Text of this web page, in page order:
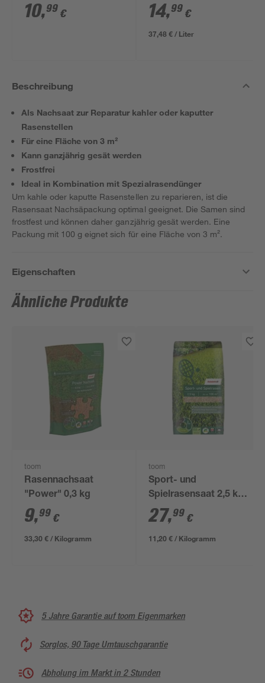
10,99 € 14,99 €
37,48 € / Liter
Beschreibung
Als Nachsaat zur Reparatur kahler oder kaputter
Rasenstellen
Für eine Fläche von 3 m²
Kann ganzjährig gesät werden
Frostfrei
Ideal in Kombination mit Spezialrasendünger
Um kahle oder kaputte Rasenstellen zu reparieren, ist die
Rasensaat Nachsäpackung optimal geeignet. Die Samen sind
frostfest und können daher ganzjährig gesät werden. Eine
Packung mit 100 g eignet sich für eine Fläche von 3 m².
Eigenschaften
Ähnliche Produkte
toom
Rasennachsaat
"Power" 0,3 kg
9,99 €
33,30 € / Kilogramm
toom
Sport- und
Spielrasensaat 2,5 kg
für ca. 100 m²
27,99 €
11,20 € / Kilogramm
5 Jahre Garantie auf toom Eigenmarken
Sorglos, 90 Tage Umtauschgarantie
Abholung im Markt in 2 Stunden